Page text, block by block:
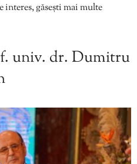
interes, găsești mai multe
univ. dr. Dumitru